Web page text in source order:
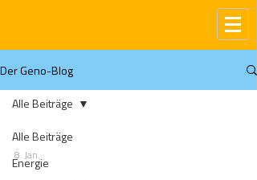
Der Geno-Blog
Alle Beiträge
Energie
Alle Beiträge
8. Jan.